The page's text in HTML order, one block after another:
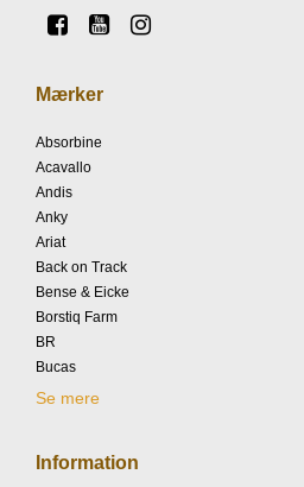
Mærker
Absorbine
Acavallo
Andis
Anky
Ariat
Back on Track
Bense & Eicke
Borstiq Farm
BR
Bucas
Se mere
Information